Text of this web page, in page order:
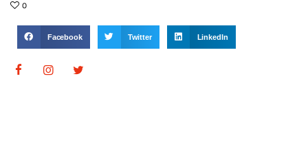
0
Facebook Twitter LinkedIn